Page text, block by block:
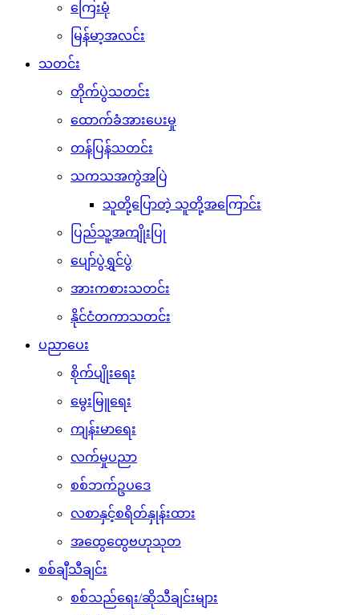
ကြေးမုံ
မြန်မာ့အလင်း
သတင်း
တိုက်ပွဲသတင်း
ထောက်ခံအားပေးမှု
တန်ပြန်သတင်း
သကသအကွဲအပြဲ
သူတို့ပြောတဲ့ သူတို့အကြောင်း
ပြည်သူ့အကျိုးပြု
ပျော်ပွဲရွှင်ပွဲ
အားကစားသတင်း
နိုင်ငံတကာသတင်း
ပညာပေး
စိုက်ပျိုးရေး
မွေးမြူရေး
ကျန်းမာရေး
လက်မှုပညာ
စစ်ဘက်ဥပဒေ
လစာနှင့်စရိတ်နှုန်းထား
အထွေထွေဗဟုသုတ
စစ်ချီသီချင်း
စစ်သည်ရေး/ဆိုသီချင်းများ